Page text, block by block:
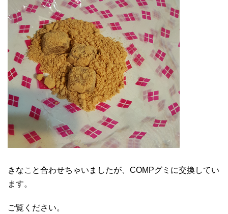
きなこと合わせちゃいましたが、COMPグミに交換してい
ます。
ご覧ください。